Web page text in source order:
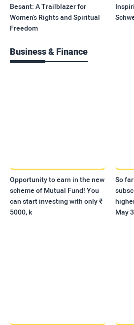
Besant: A Trailblazer for
Women's Rights and Spiritual
Freedom
Business & Finance
Opportunity to earn in the new
scheme of Mutual Fund! You
can start investing with only ₹
5000, k
So
May